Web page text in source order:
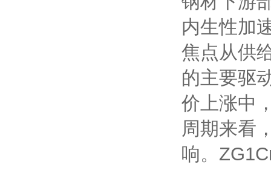
内生性加
焦点从供
的主要驱
价上涨中
周期来看
响。